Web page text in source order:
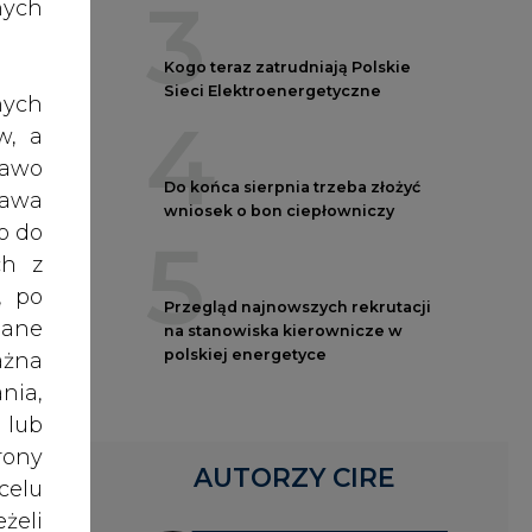
a
do
z
po
lub
-
3
Kogo teraz zatrudniają Polskie
Sieci Elektroenergetyczne
4
Do końca sierpnia trzeba złożyć
wniosek o bon ciepłowniczy
5
Przegląd najnowszych rekrutacji
na stanowiska kierownicze w
polskiej energetyce
AUTORZY CIRE